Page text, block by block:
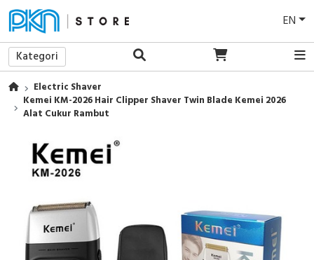
EN
Kategori
Electric Shaver
Kemei KM-2026 Hair Clipper Shaver Twin Blade Kemei 2026
Alat Cukur Rambut